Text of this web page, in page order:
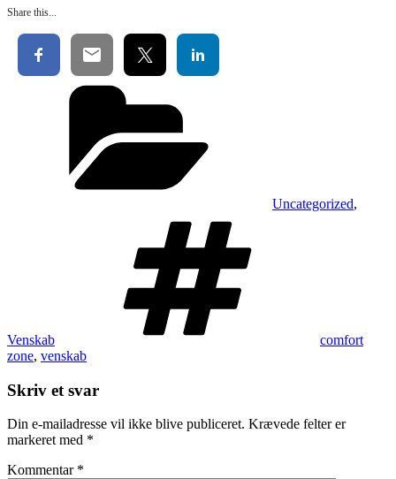
Share this...
Uncategorized,
Venskab
comfort
zone, venskab
Skriv et svar
Din e-mailadresse vil ikke blive publiceret. Krævede felter er
markeret med *
Kommentar *